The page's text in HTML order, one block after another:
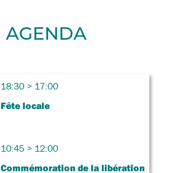
AGENDA
18:30 > 17:00
Fête locale
10:45 > 12:00
Commémoration de la libération